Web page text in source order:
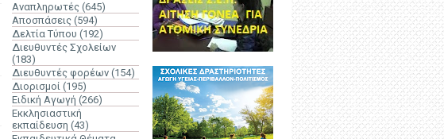
Αναπληρωτές (645)
Αποσπάσεις (594)
Δελτία Τύπου (192)
Διευθυντές Σχολείων
(183)
Διευθυντές φορέων (154)
Διορισμοί (195)
Ειδική Αγωγή (266)
Εκκλησιαστική
εκπαίδευση (43)